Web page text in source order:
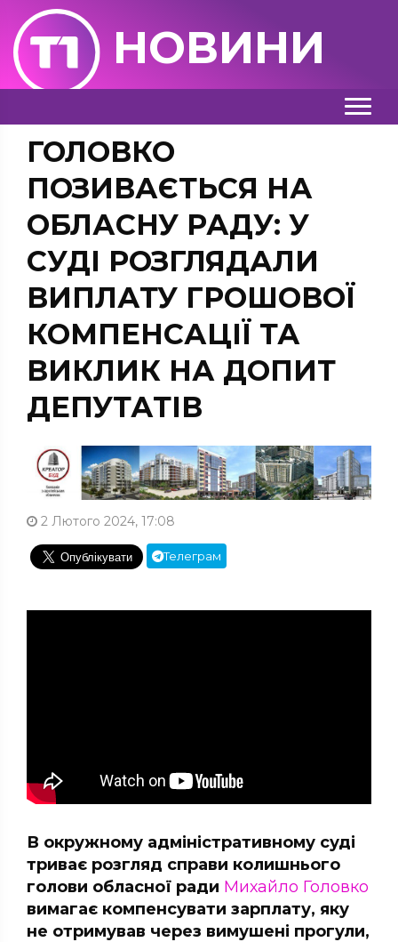
НОВИНИ
ГОЛОВКО
ПОЗИВАЄТЬСЯ НА
ОБЛАСНУ РАДУ: У
СУДІ РОЗГЛЯДАЛИ
ВИПЛАТУ ГРОШОВОЇ
КОМПЕНСАЦІЇ ТА
ВИКЛИК НА ДОПИТ
ДЕПУТАТІВ
2 Лютого 2024, 17:08
Телеграм
В окружному адміністративному суді
триває розгляд справи колишнього
голови обласної ради Михайло Головко
вимагає компенсувати зарплату, яку
не отримував через вимушені прогули,